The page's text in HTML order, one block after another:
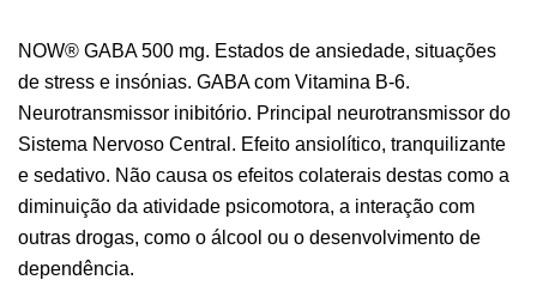
NOW® GABA 500 mg. Estados de ansiedade, situações
de stress e insónias. GABA com Vitamina B-6.
Neurotransmissor inibitório. Principal neurotransmissor do
Sistema Nervoso Central. Efeito ansiolítico, tranquilizante
e sedativo. Não causa os efeitos colaterais destas como a
diminuição da atividade psicomotora, a interação com
outras drogas, como o álcool ou o desenvolvimento de
dependência.